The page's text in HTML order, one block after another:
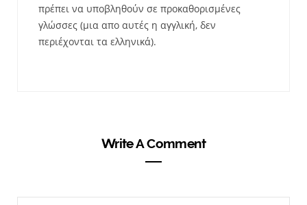
πρέπει να υποβληθούν σε προκαθορισμένες
γλώσσες (μια απο αυτές η αγγλική, δεν
περιέχονται τα ελληνικά).
Write A Comment